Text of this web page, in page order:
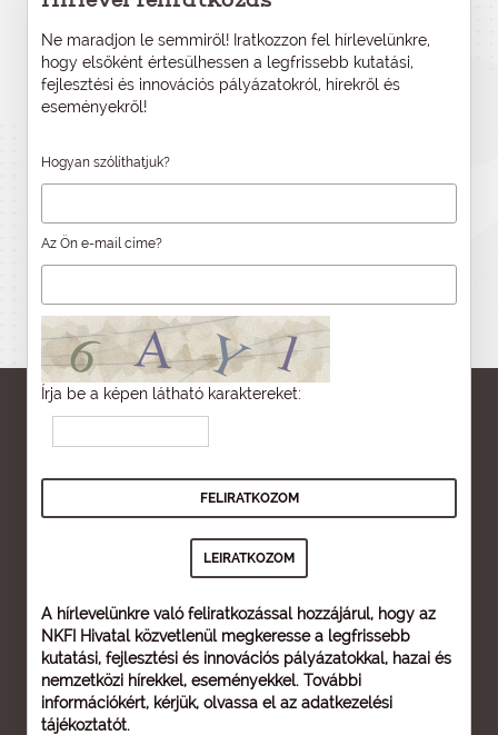
Ne maradjon le semmiről! Iratkozzon fel hírlevelünkre,
hogy elsőként értesülhessen a legfrissebb kutatási,
fejlesztési és innovációs pályázatokról, hírekről és
eseményekről!
Hogyan szólíthatjuk?
Az Ön e-mail címe?
Írja be a képen látható karaktereket:
A hírlevelünkre való feliratkozással hozzájárul, hogy az
NKFI Hivatal közvetlenül megkeresse a legfrissebb
kutatási, fejlesztési és innovációs pályázatokkal, hazai és
nemzetközi hírekkel, eseményekkel. További
információkért, kérjük, olvassa el az adatkezelési
tájékoztatót.